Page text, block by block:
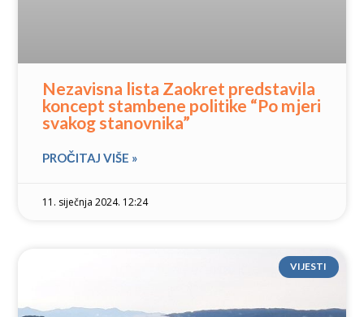
Nezavisna lista Zaokret predstavila
koncept stambene politike “Po mjeri
svakog stanovnika”
PROČITAJ VIŠE »
11. siječnja 2024. 12:24
VIJESTI